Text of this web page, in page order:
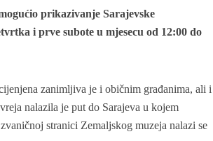
prikazivanje Sarajevske
i prve subote u mjesecu od 12:00 do
zanimljiva je i običnim građanima, ali i
nalazila je put do Sarajeva u kojem
stranici Zemaljskog muzeja nalazi se